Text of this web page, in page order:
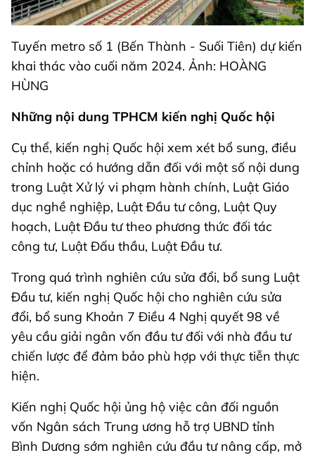
Tuyến metro số 1 (Bến Thành - Suối Tiên) dự kiến
khai thác vào cuối năm 2024. Ảnh: HOÀNG
HÙNG
Những nội dung TPHCM kiến nghị Quốc hội
Cụ thể, kiến nghị Quốc hội xem xét bổ sung, điều
chỉnh hoặc có hướng dẫn đối với một số nội dung
trong Luật Xử lý vi phạm hành chính, Luật Giáo
dục nghề nghiệp, Luật Đầu tư công, Luật Quy
hoạch, Luật Đầu tư theo phương thức đối tác
công tư, Luật Đấu thầu, Luật Đầu tư.
Trong quá trình nghiên cứu sửa đổi, bổ sung Luật
Đầu tư, kiến nghị Quốc hội cho nghiên cứu sửa
đổi, bổ sung Khoản 7 Điều 4 Nghị quyết 98 về
yêu cầu giải ngân vốn đầu tư đối với nhà đầu tư
chiến lược để đảm bảo phù hợp với thực tiễn thực
hiện.
Kiến nghị Quốc hội ủng hộ việc cân đối nguồn
vốn Ngân sách Trung ương hỗ trợ UBND tỉnh
Bình Dương sớm nghiên cứu đầu tư nâng cấp, mở